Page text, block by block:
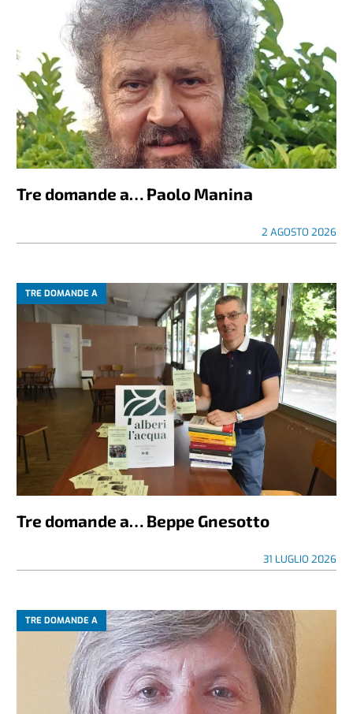
Tre domande a… Paolo Manina
2 AGOSTO 2026
TRE DOMANDE A
Tre domande a… Beppe Gnesotto
31 LUGLIO 2026
TRE DOMANDE A